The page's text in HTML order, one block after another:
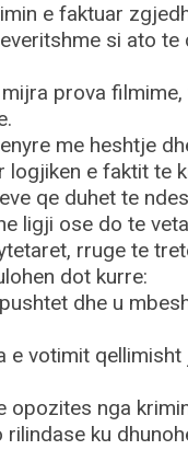
e faktuar
si ato te
prova
me heshtje
e faktit te
qe duhet te
ligji ose do te
rruge te
dot kurre:
dhe u
e votimit
opozites nga
rilindase ku